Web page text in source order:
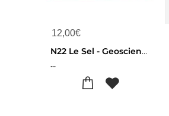
12,00€
N22 Le Sel - Geosciences
...